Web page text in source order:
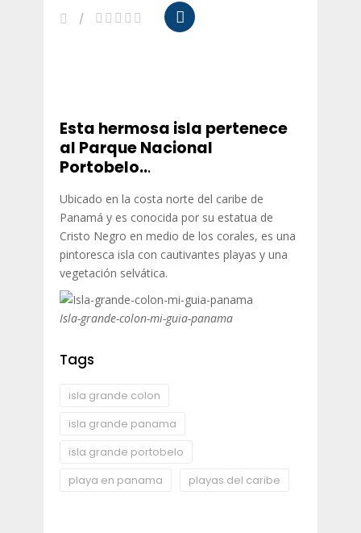
Esta hermosa isla pertenece
al Parque Nacional
Portobelo...
Ubicado en la costa norte del caribe de
Panamá y es conocida por su estatua de
Cristo Negro en medio de los corales, es una
pintoresca isla con cautivantes playas y una
vegetación selvática.
Isla-grande-colon-mi-guia-panama
Tags
isla grande colon
isla grande panama
isla grande portobelo
playa en panama
playas del caribe